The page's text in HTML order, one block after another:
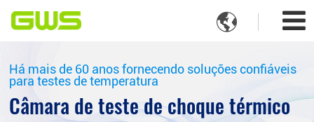

Há mais de 60 anos fornecendo soluções confiáveis
para testes de temperatura
Câmara de teste de choque térmico